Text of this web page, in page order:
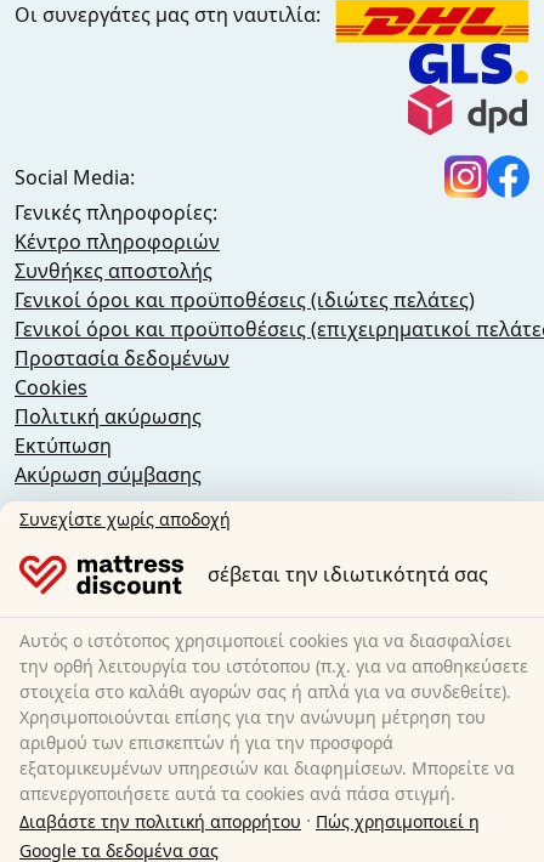
Οι συνεργάτες μας στη ναυτιλία:
Social Media:
Γενικές πληροφορίες:
Κέντρο πληροφοριών
Συνθήκες αποστολής
Γενικοί όροι και προϋποθέσεις (ιδιώτες πελάτες)
Γενικοί όροι και προϋποθέσεις (επιχειρηματικοί
Προστασία δεδομένων
Cookies
Πολιτική ακύρωσης
Εκτύπωση
Ακύρωση σύμβασης
Grebbener Str. 7
52525 Heinsberg
Γερμανία
E-Mail:customer-service@matratzen.discount
Όλες οι τιμές περιλαμβάνουν ΦΠΑ.
Συνεχίστε χωρίς αποδοχή
σέβεται την ιδιωτικότητά σας
Αυτός ο ιστότοπος χρησιμοποιεί cookies για να διασφαλίσει
την ορθή λειτουργία του ιστότοπου (π.χ. για να αποθηκεύσετε
στοιχεία στο καλάθι αγορών σας ή απλά για να συνδεθείτε).
Χρησιμοποιούνται επίσης για την ανώνυμη μέτρηση του
αριθμού των επισκεπτών ή για την προσφορά
εξατομικευμένων υπηρεσιών και διαφημίσεων. Μπορείτε να
απενεργοποιήσετε αυτά τα cookies ανά πάσα στιγμή.
Διαβάστε την πολιτική απορρήτου · Πώς χρησιμοποιεί η
Google τα δεδομένα σας